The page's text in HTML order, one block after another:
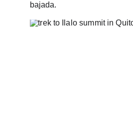
bajada.